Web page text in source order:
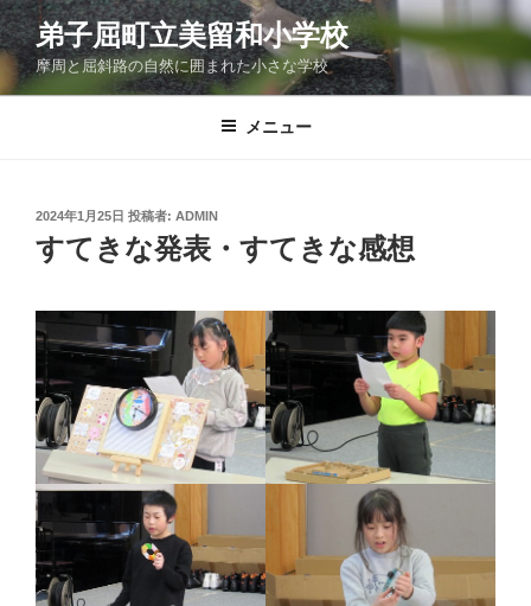
コ
ン
ン
弟子屈町立美留和小学校
摩周と屈斜路の自然に囲まれた小さな学校
メニュー
投
日:
2024年1月25日 投稿者: ADMIN
すてきな発表・すてきな感想